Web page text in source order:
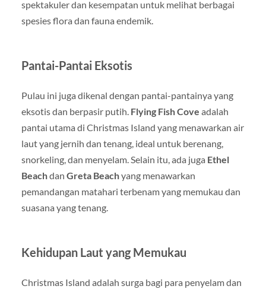
spektakuler dan kesempatan untuk melihat berbagai
spesies flora dan fauna endemik.
Pantai-Pantai Eksotis
Pulau ini juga dikenal dengan pantai-pantainya yang
eksotis dan berpasir putih. Flying Fish Cove adalah
pantai utama di Christmas Island yang menawarkan air
laut yang jernih dan tenang, ideal untuk berenang,
snorkeling, dan menyelam. Selain itu, ada juga Ethel
Beachdan Greta Beachyang menawarkan
pemandangan matahari terbenam yang memukau dan
suasana yang tenang.
Kehidupan Laut yang Memukau
Christmas Island adalah surga bagi para penyelam dan